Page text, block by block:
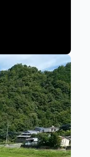
レポート